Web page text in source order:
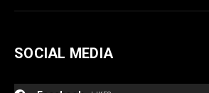
SOCIAL MEDIA